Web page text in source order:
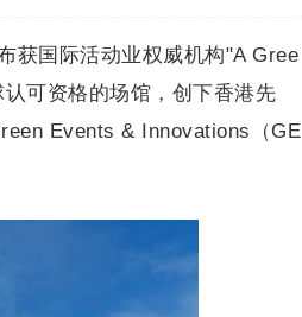
获国际活动业权威机构"A Gree
可资格的场馆，创下香港先
Events & Innovations（GE